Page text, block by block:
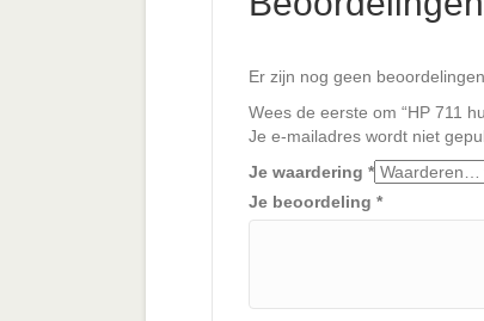
Er zijn nog geen beoordelingen.
Wees de eerste om “HP 711
Je e-mailadres wordt niet
Je waardering *
Je beoordeling *